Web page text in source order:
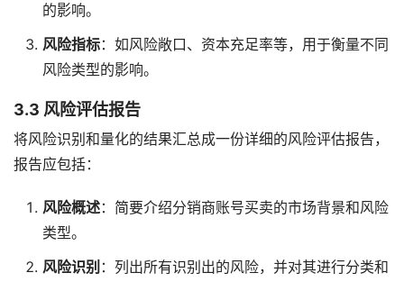
的影响。
风险指标：如风险敞口、资本充足率等，用于衡量不同
风险类型的影响。
3.3 风险评估报告
将风险识别和量化的结果汇总成一份详细的风险评估报告，
报告应包括：
风险概述：简要介绍分销商账号买卖的市场背景和风险
类型。
风险识别 ：列出所有识别出的风险，并对其进行分类和